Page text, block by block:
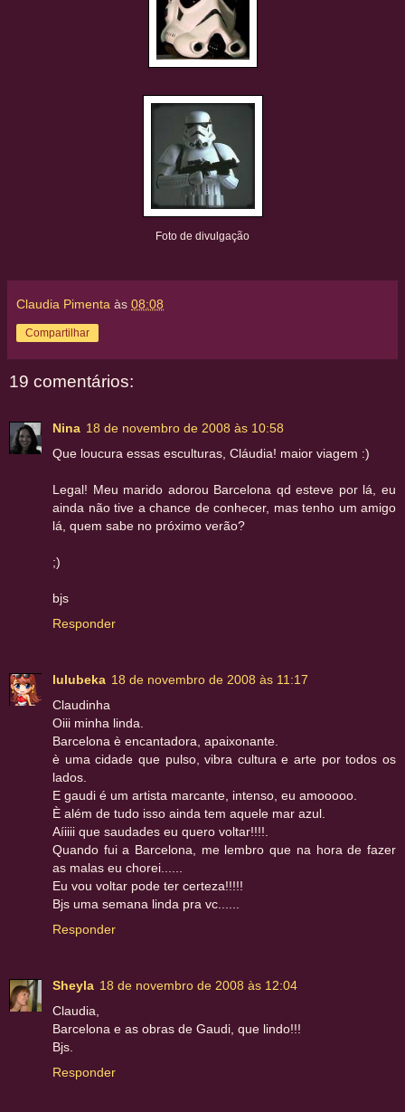
Foto de divulgação
Claudia Pimenta às 08:08
Compartilhar
19 comentários:
Nina 18 de novembro de 2008 às 10:58
Que loucura essas esculturas, Cláudia! maior viagem :)
Legal! Meu marido adorou Barcelona qd esteve por lá, eu
ainda não tive a chance de conhecer, mas tenho um amigo
lá, quem sabe no próximo verão?
;)
bjs
Responder
lulubeka 18 de novembro de 2008 às 11:17
Claudinha
Oiii minha linda.
Barcelona è encantadora, apaixonante.
è uma cidade que pulso, vibra cultura e arte por todos os
lados.
E gaudi é um artista marcante, intenso, eu amooooo.
È além de tudo isso ainda tem aquele mar azul.
Aíiiii que saudades eu quero voltar!!!!.
Quando fui a Barcelona, me lembro que na hora de fazer
as malas eu chorei......
Eu vou voltar pode ter certeza!!!!!
Bjs uma semana linda pra vc......
Responder
Sheyla 18 de novembro de 2008 às 12:04
Claudia,
Barcelona e as obras de Gaudi, que lindo!!!
Bjs.
Responder